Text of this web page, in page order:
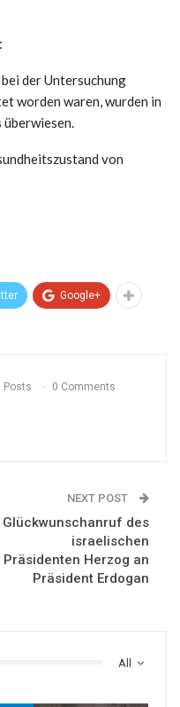
der Untersuchung
worden waren, wurden in
überwiesen.
von
Google+
Posts 0 Comments
NEXT POST
Glückwunschanruf des
israelischen
Präsidenten Herzog an
Präsident Erdogan
All